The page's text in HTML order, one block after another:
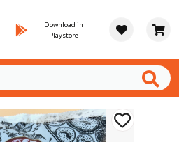
Download in
Playstore